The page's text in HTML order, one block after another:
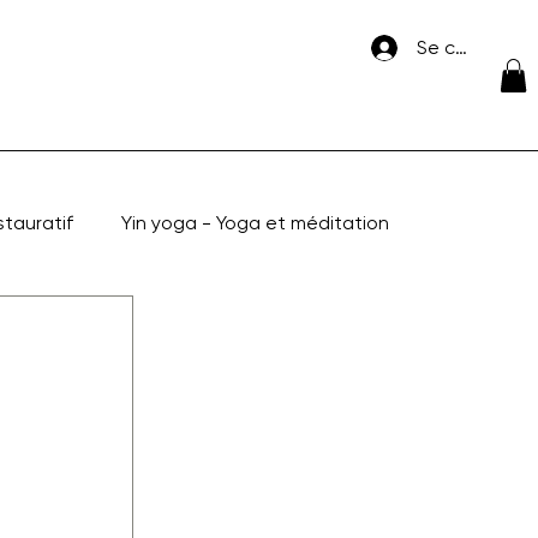
Se connecter
Yin yoga - Yoga et méditation